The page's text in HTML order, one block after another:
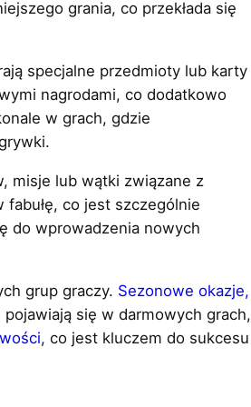
grania, co przekłada się
specjalne przedmioty lub karty
nagrodami, co dodatkowo
w grach, gdzie
misje lub wątki związane z
fabułę, co jest szczególnie
do wprowadzenia nowych
grup graczy. Sezonowe okazje,
się w darmowych grach,
, co jest kluczem do sukcesu